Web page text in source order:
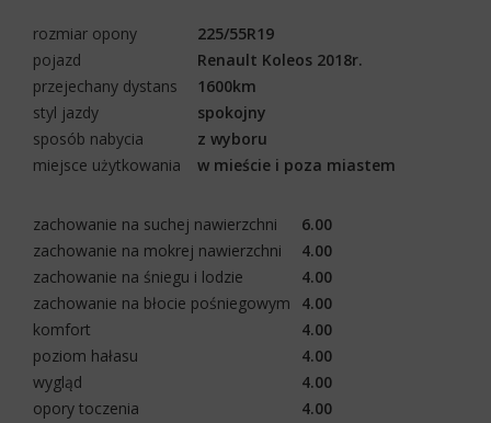
rozmiar opony
225/55R19
pojazd
Renault Koleos 2018r.
przejechany dystans
1600km
styl jazdy
spokojny
sposób nabycia
z wyboru
miejsce użytkowania
w mieście i poza miastem
zachowanie na suchej nawierzchni
6.00
zachowanie na mokrej nawierzchni
4.00
zachowanie na śniegu i lodzie
4.00
zachowanie na błocie pośniegowym
4.00
komfort
4.00
poziom hałasu
4.00
wygląd
4.00
opory toczenia
4.00